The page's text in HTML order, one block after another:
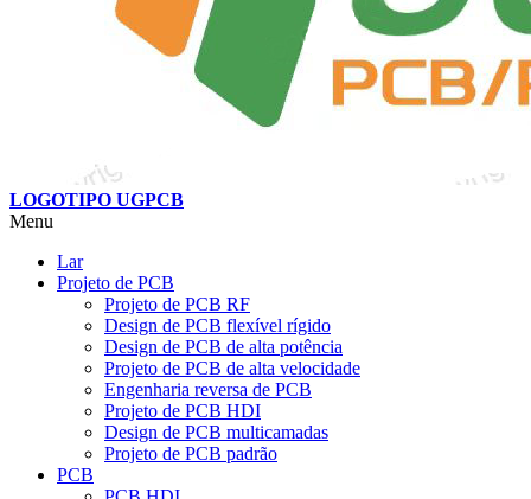
LOGOTIPO UGPCB
Menu
Lar
Projeto de PCB
Projeto de PCB RF
Design de PCB flexível rígido
Design de PCB de alta potência
Projeto de PCB de alta velocidade
Engenharia reversa de PCB
Projeto de PCB HDI
Design de PCB multicamadas
Projeto de PCB padrão
PCB